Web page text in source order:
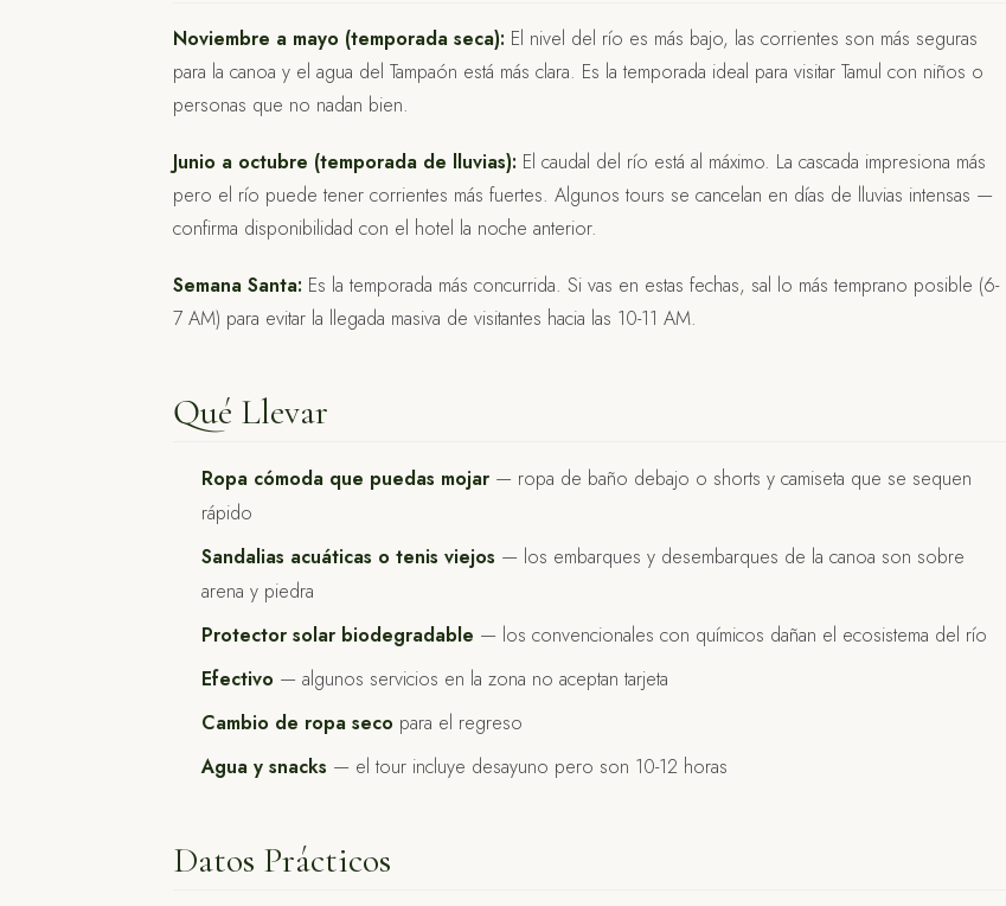
Noviembre a mayo (temporada seca): El nivel del río es más bajo, las corrientes son más seguras
para la canoa y el agua del Tampaón está más clara. Es la temporada ideal para visitar Tamul con niños o
personas que no nadan bien.
Junio a octubre (temporada de lluvias): El caudal del río está al máximo. La cascada impresiona más
pero el río puede tener corrientes más fuertes. Algunos tours se cancelan en días de lluvias intensas —
confirma disponibilidad con el hotel la noche anterior.
Semana Santa: Es la temporada más concurrida. Si vas en estas fechas, sal lo más temprano posible (6-
7 AM) para evitar la llegada masiva de visitantes hacia las 10-11 AM.
Qué Llevar
Ropa cómoda que puedas mojar — ropa de baño debajo o shorts y camiseta que se sequen
rápido
Sandalias acuáticas o tenis viejos — los embarques y desembarques de la canoa son sobre
arena y piedra
Protector solar biodegradable — los convencionales con químicos dañan el ecosistema del río
Efectivo — algunos servicios en la zona no aceptan tarjeta
Cambio de ropa seco para el regreso
Agua y snacks — el tour incluye desayuno pero son 10-12 horas
Datos Prácticos